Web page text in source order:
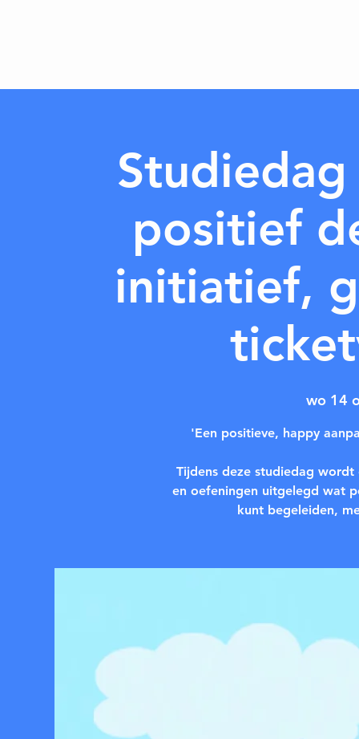
positief
initiatief,
wo 14
'Een positieve, happy
Tijdens deze studiedag
en oefeningen uitgelegd wat
kunt begeleiden,